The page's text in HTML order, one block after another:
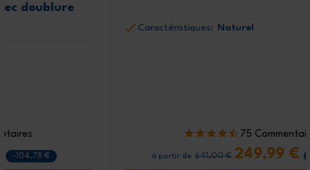
Naturel
75 Commentaires
à partir de 249,99 € -391,01 €